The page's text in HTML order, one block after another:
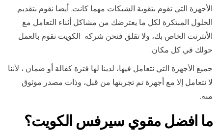
الأجهزة التي تقوم بتقوية الشبكات مهما كانت. أيضا نقوم بتقديم
الحلول المبتكرة لكل ما يعترضك من مشاكل أثناء التعامل مع
الأنترنت الخاص بك، ولا تقلق فنحن شركه الكويت نقوم بالعمل
حولك في كل مكان.
جميع الأجهزة التي نتعامل فيها، لدينا لها فترة كفالة أو ضمان ، لأننا
لا نتعامل إلا مع أجهزة تم تجربتها من قبل، وذات مصدر موثوق
منه.
ما افضل مقوي سيرفس الكويت؟